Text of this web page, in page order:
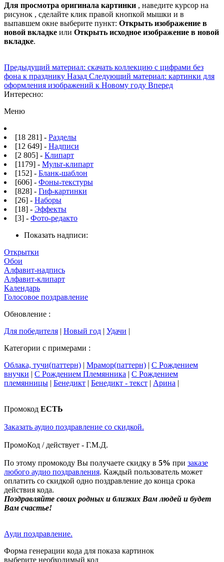
Для просмотра оригинала картинки , наведите курсор на
рисунок , сделайте клик правой кнопкой мышки и в
выпавшем окне выберите пункт: Открыть изображение в
новой вкладке или Открыть исходное изображение в новой
вкладке.
Предыдущий материал: скачать коллекцию с цифрами без
фона к празднику Назад Следующий материал: картинки для
оформления изображений к Новому году Вперед
Интересно:
Меню
[18 281] - Разделы
[12 649] - Надписи
[2 805] - Клипарт
[1179] - Мульт-клипарт
[152] - Бланк-шаблон
[606] - Фоны-текстуры
[828] - Гиф-картинки
[26] - Наборы
[18] - Эффекты
[3] - Фото-редакто
Показать надписи:
Открытки
Обои
Алфавит-надпись
Алфавит-клипарт
Календарь
Голосовое поздравление
Обновление :
Для победителя | Новый год | Удачи |
Категории с примерами :
Облака, тучи(паттерн) | Мрамор(паттерн) | С Рождением
внучки | С Рождением Племянника | С Рождением
племянницы | Бенедикт | Бенедикт - текст | Арина |
Промокод ЕСТЬ
Заказать аудио поздравление со скидкой.
ПромоКод / действует - Г.М.Д.
По этому промокоду Вы получаете скидку в 5% при заказе
любого аудио поздравления. Каждый пользователь может
оплатить со скидкой одно поздравление до конца срока
действия кода.
Поздравляйте своих родных и близких Вам людей и будет
Вам счастье!
Ауди поздравление.
Форма генерации кода для показа картинок
выберите необходимый код